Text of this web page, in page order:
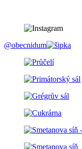
@obecnidum